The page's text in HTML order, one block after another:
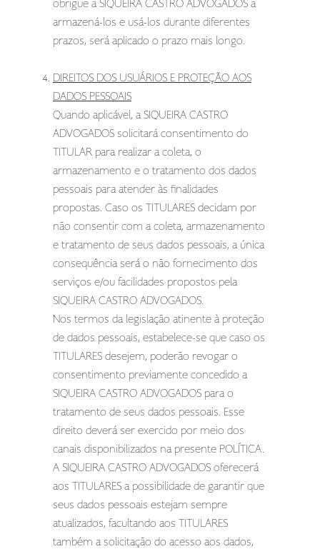
obrigue a SIQUEIRA CASTRO ADVOGADOS a
armazená-los e usá-los durante diferentes
prazos, será aplicado o prazo mais longo.
DIREITOS DOS USUÁRIOS E PROTEÇÃO AOS
DADOS PESSOAIS
Quando aplicável, a SIQUEIRA CASTRO
ADVOGADOS solicitará consentimento do
TITULAR para realizar a coleta, o
armazenamento e o tratamento dos dados
pessoais para atender às finalidades
propostas. Caso os TITULARES decidam por
não consentir com a coleta, armazenamento
e tratamento de seus dados pessoais, a única
consequência será o não fornecimento dos
serviços e/ou facilidades propostos pela
SIQUEIRA CASTRO ADVOGADOS.
Nos termos da legislação atinente à proteção
de dados pessoais, estabelece-se que caso os
TITULARES desejem, poderão revogar o
consentimento previamente concedido a
SIQUEIRA CASTRO ADVOGADOS para o
tratamento de seus dados pessoais. Esse
direito deverá ser exercido por meio dos
canais disponibilizados na presente POLÍTICA.
A SIQUEIRA CASTRO ADVOGADOS oferecerá
aos TITULARES a possibilidade de garantir que
seus dados pessoais estejam sempre
atualizados, facultando aos TITULARES
também a solicitação do acesso aos dados,